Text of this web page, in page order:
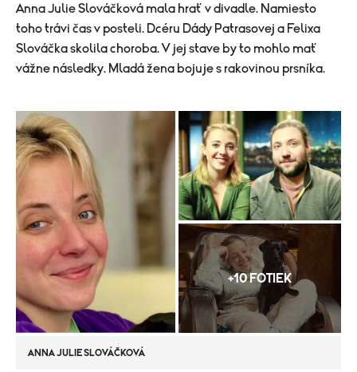
Anna Julie Slováčková mala hrať v divadle. Namiesto
toho trávi čas v posteli. Dcéru Dády Patrasovej a Felixa
Slováčka skolila choroba. V jej stave by to mohlo mať
vážne následky. Mladá žena bojuje s rakovinou prsníka.
+10 FOTIEK
ANNA JULIE SLOVÁČKOVÁ